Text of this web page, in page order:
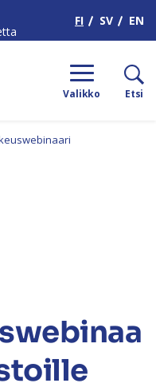
FI SV EN
Valikko Etsi